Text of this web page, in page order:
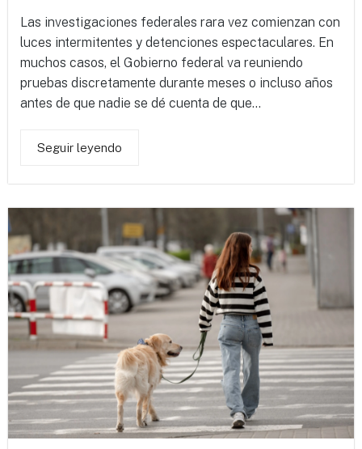
Las investigaciones federales rara vez comienzan con
luces intermitentes y detenciones espectaculares. En
muchos casos, el Gobierno federal va reuniendo
pruebas discretamente durante meses o incluso años
antes de que nadie se dé cuenta de que...
Seguir leyendo